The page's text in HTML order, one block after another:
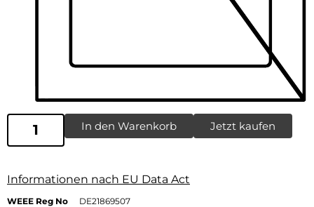
In den Warenkorb Jetzt kaufen
Informationen nach EU Data Act
WEEE Reg No
DE21869507